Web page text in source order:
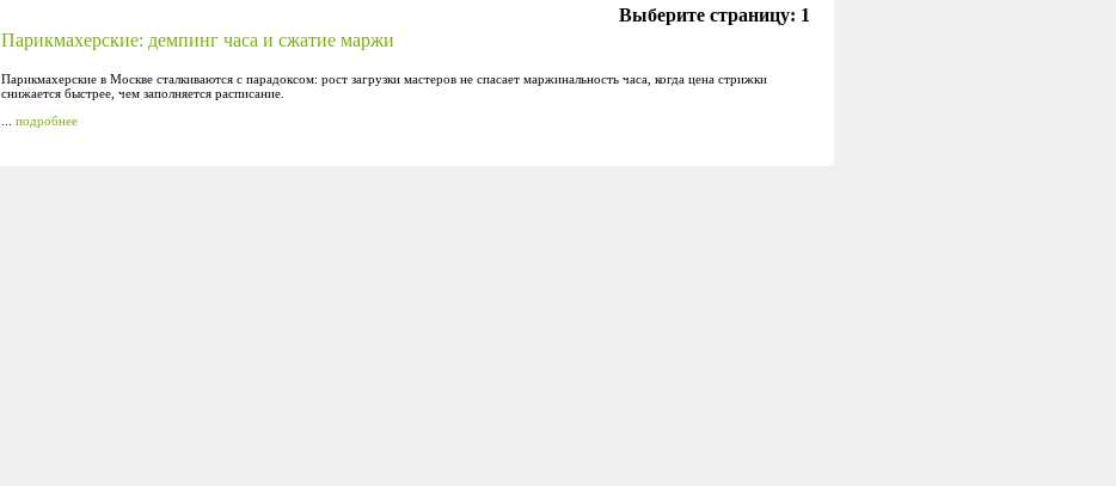
Выберите страницу: 1
Парикмахерские: демпинг часа и сжатие маржи
Парикмахерские в Москве сталкиваются с парадоксом: рост загрузки мастеров не спасает маржинальность часа, когда цена стрижки
снижается быстрее, чем заполняется расписание.
подробнее